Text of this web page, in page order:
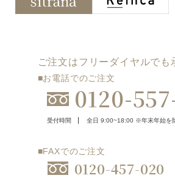
ご注文はフリーダイヤルでも
■お電話でのご注文
0120-
受付時間 全日 9:00~18:00 ※年末年始を
■FAXでのご注文
0120-457-020